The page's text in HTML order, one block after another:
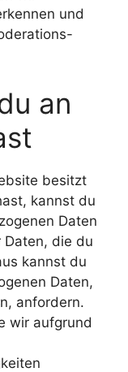
und
an
besitzt
kannst du
Daten
Daten, die du
kannst du
Daten,
anfordern.
wir aufgrund